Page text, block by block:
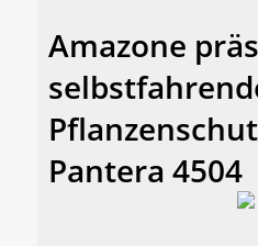
Amazone
Pantera 4504